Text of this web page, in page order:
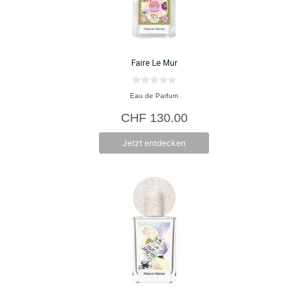
Faire Le Mur
0
v
n
5
Eau de Parfum
CHF130.00
Jetzt entdecken